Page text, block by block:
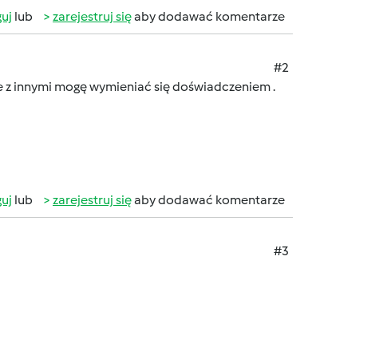
lub zarejestruj sięaby dodawać komentarze
#2
z innymi mogę wymieniać się doświadczeniem .
lub zarejestruj sięaby dodawać komentarze
#3